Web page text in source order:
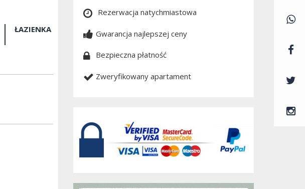
Rezerwacja natychmiastowa
Gwarancja najlepszej ceny
Bezpieczna płatność
Zweryfikowany apartament
ŁAZIENKA